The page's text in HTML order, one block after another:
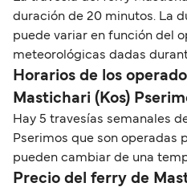
duración de 20 minutos. La
puede variar en función del
meteorológicas dadas
Horarios de los
Mastichari (Kos)
Hay 5 travesías semanales
Pserimos que son operadas
pueden cambiar de una
Precio del ferry de